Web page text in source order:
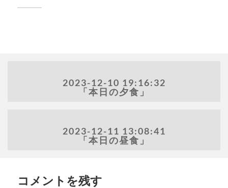
2023-12-10 19:16:32
「本日の夕食」
2023-12-11 13:08:41
「本日の昼食」
コメントを残す